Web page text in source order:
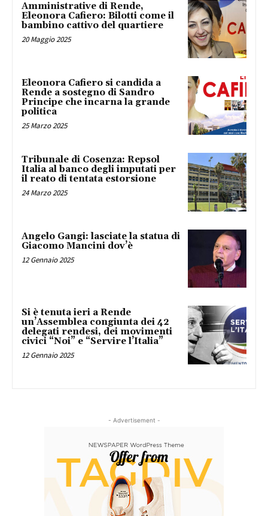
Amministrative di Rende,
Eleonora Cafiero: Bilotti come il
bambino cattivo del quartiere
20 Maggio 2025
Eleonora Cafiero si candida a
Rende a sostegno di Sandro
Principe che incarna la grande
politica
25 Marzo 2025
Tribunale di Cosenza: Repsol
Italia al banco degli imputati per
il reato di tentata estorsione
24 Marzo 2025
Angelo Gangi: lasciate la statua di
Giacomo Mancini dov’è
12 Gennaio 2025
Si è tenuta ieri a Rende
un’Assemblea congiunta dei 42
delegati rendesi, dei movimenti
civici “Noi” e “Servire l’Italia”
12 Gennaio 2025
- Advertisement -